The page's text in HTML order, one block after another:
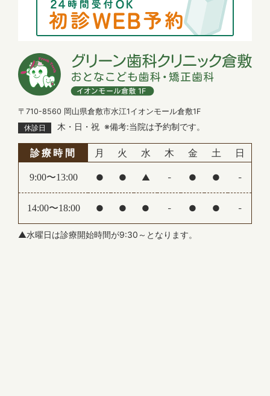
【休診のお知らせ】
1月27日（火）は午後休診となります。
何卒よろしくお願い申し上げます。
2025.11.12
【年末年始 休診のお知らせ】
す。
患者様にはご不便をおかけいたしますが、何卒ご理
解とご協力をお願い申し上げます。
休診期間：2025年12月28日(日)～2026年1月4日
※新年は1月5日(月)より通常通り診療いたします。
【夏季休診のお知らせ】
〒710-8560 岡山県倉敷市水江1イオンモール倉敷1F
休診日
木・日・祝 ※備考:当院は予約制です。
診療時間 月 火 水 木 金 土 日
9:00〜13:00 ● ● ▲ - ● ● -
14:00〜18:00 ● ● ● - ● ● -
▲水曜日は診療開始時間が9:30～となります。